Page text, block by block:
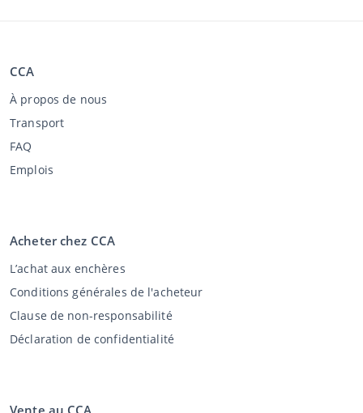
CCA
À propos de nous
Transport
FAQ
Emplois
Acheter chez CCA
L’achat aux enchères
Conditions générales de l'acheteur
Clause de non-responsabilité
Déclaration de confidentialité